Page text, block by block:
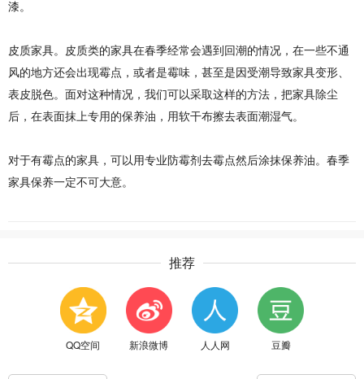
漆。
皮质家具。皮质类的家具在春季经常会遇到回潮的情况，在一些不通
风的地方还会出现霉点，或者是霉味，甚至是因受潮导致家具变形、
表皮脱色。面对这种情况，我们可以采取这样的方法，把家具除尘
后，在表面抹上专用的保养油，用软干布擦去表面潮湿气。
对于有霉点的家具，可以用专业防霉剂去霉点然后涂抹保养油。春季
家具保养一定不可大意。
推荐
QQ空间 新浪微博 人人网 豆瓣